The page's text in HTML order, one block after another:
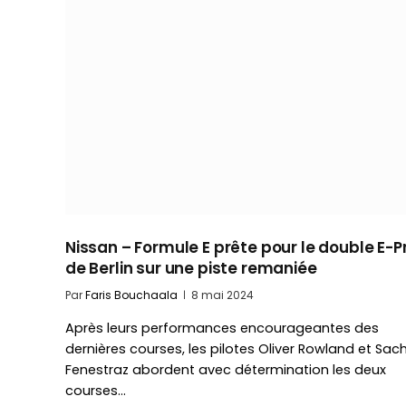
Nissan – Formule E prête pour le double E-
de Berlin sur une piste remaniée
ParFaris Bouchaala 8 mai 2024
Après leurs performances encourageantes des
dernières courses, les pilotes Oliver Rowland et
Fenestraz abordent avec détermination les deux
courses…